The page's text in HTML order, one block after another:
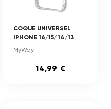
COQUE UNIVERSEL
IPHONE 16/15/14/13
MyWay
14,99 €